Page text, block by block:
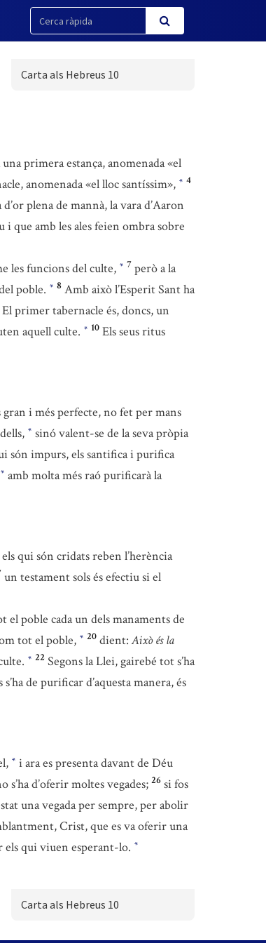
Carta als Hebreus 10
primera estança, anomenada «el
anomenada «el lloc santíssim», * 4
plena de mannà, la vara d’Aaron
i que amb les ales feien ombra sobre
les funcions del culte, * 7 però a la
poble. * 8 Amb això l’Esperit Sant ha
El primer tabernacle és, doncs, un
aquell culte. * 10 Els seus ritus
i més perfecte, no fet per mans
* sinó valent-se de la seva pròpia
són impurs, els santifica i purifica
* amb molta més raó purificarà la
qui són cridats reben l’herència
un testament sols és efectiu si el
el poble cada un dels manaments de
tot el poble, * 20 dient:Això és la
* 22 Segons la Llei, gairebé tot s’ha
de purificar d’aquesta manera, és
* i ara es presenta davant de Déu
s’ha d’oferir moltes vegades; 26 si fos
una vegada per sempre, per abolir
Crist, que es va oferir una
els qui viuen esperant-lo. *
Carta als Hebreus 10